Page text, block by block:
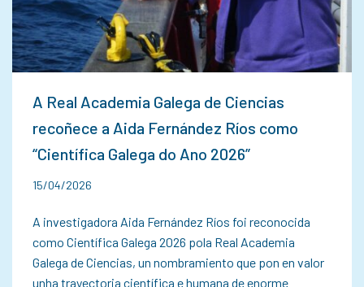
A Real Academia Galega de Ciencias
recoñece a Aida Fernández Ríos como
“Científica Galega do Ano 2026”
15/04/2026
A investigadora Aida Fernández Ríos foi reconocida
como Científica Galega 2026 pola Real Academia
Galega de Ciencias, un nombramiento que pon en valor
unha trayectoria científica e humana de enorme